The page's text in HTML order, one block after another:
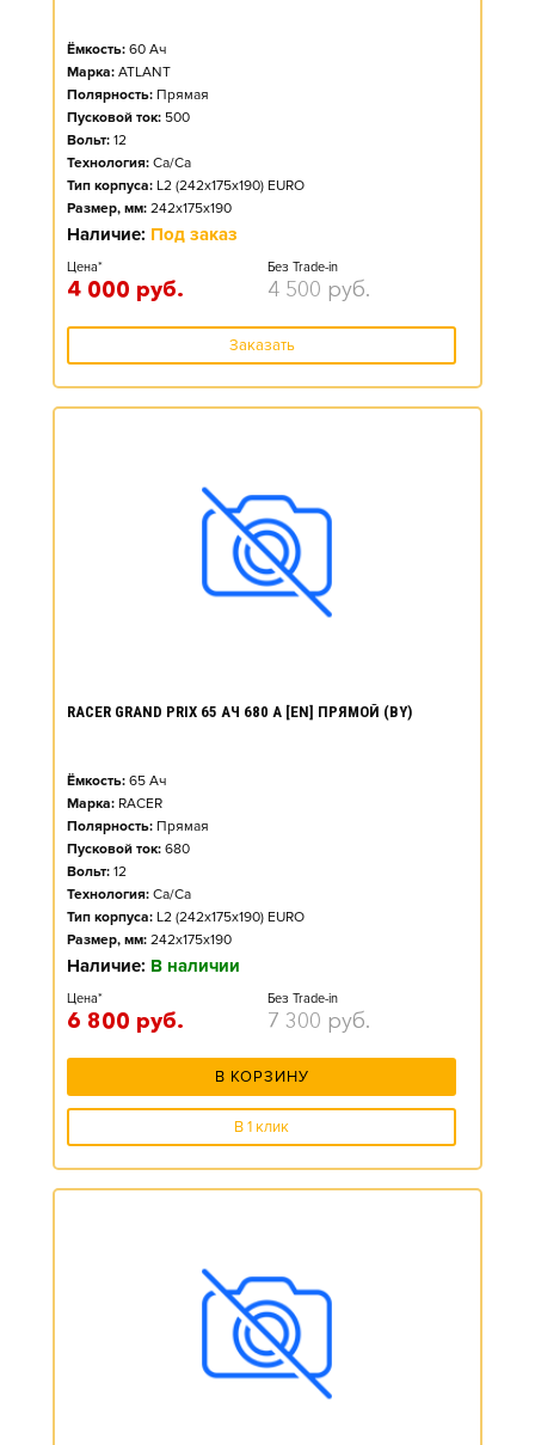
Ёмкость: 60 Ач
Марка: ATLANT
Полярность: Прямая
Пусковой ток: 500
Вольт: 12
Технология: Ca/Ca
Тип корпуса: L2 (242x175x190) EURO
Размер, мм: 242x175x190
Наличие: Под заказ
Цена*
4 000 руб.
Без Trade-in
4 500 руб.
Заказать
RACER GRAND PRIX 65 АЧ 680 А [EN] ПРЯМОЙ (BY)
Ёмкость: 65 Ач
Марка: RACER
Полярность: Прямая
Пусковой ток: 680
Вольт: 12
Технология: Ca/Ca
Тип корпуса: L2 (242x175x190) EURO
Размер, мм: 242x175x190
Наличие: В наличии
Цена*
6 800 руб.
Без Trade-in
7 300 руб.
В КОРЗИНУ
В 1 клик